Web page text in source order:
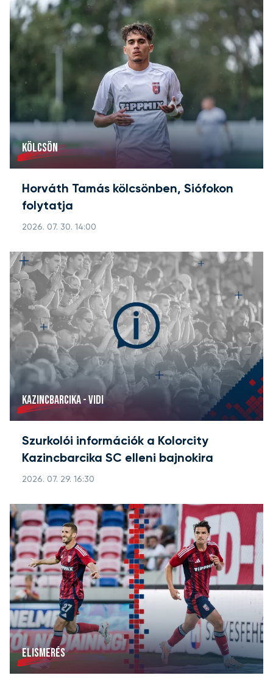
KÖLCSÖN
Horváth Tamás kölcsönben, Siófokon
folytatja
2026. 07. 30. 14:00
KAZINCBARCIKA - VIDI
Szurkolói információk a Kolorcity
Kazincbarcika SC elleni bajnokira
2026. 07. 29. 16:30
ELISMERÉS